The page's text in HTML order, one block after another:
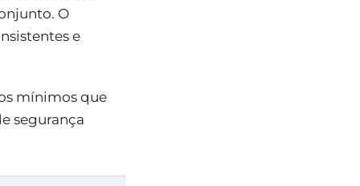
O
e
mínimos que
segurança